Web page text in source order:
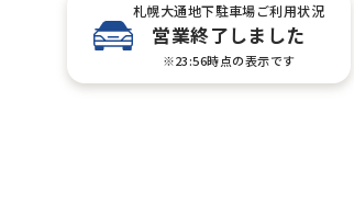
札幌大通地下駐車場ご利用状況
営業終了しました
※23:56時点の表示です